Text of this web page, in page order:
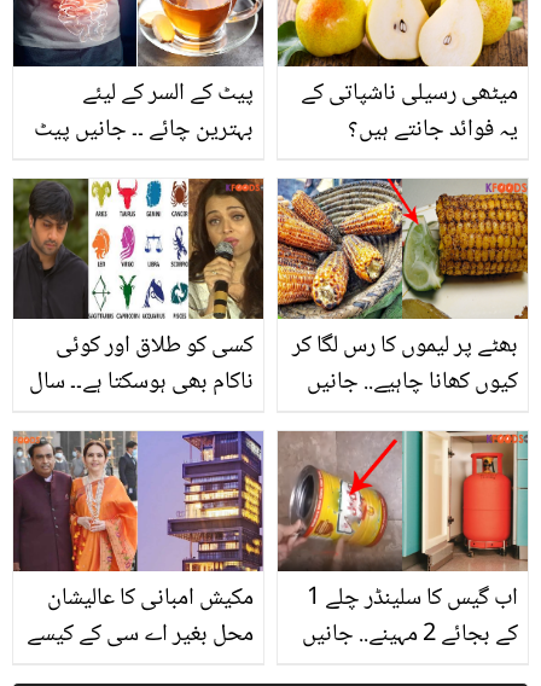
پیٹ کے السر کے لیئے
بہترین چائے ۔۔ جانیں پیٹ
کو سکون پہنچانے والی 3
چائے کون سی ہیں؟
میٹھی رسیلی ناشپاتی کے
یہ فوائد جانتے ہیں؟
کسی کو طلاق اور کوئی
ناکام بھی ہوسکتا ہے۔۔ سال
برا ثابت ہوسکتا ہے؟ جانیں
اور احتیاط کریں
بھٹے پر لیموں کا رس لگا کر
کیوں کھانا چاہیے.. جانیں
کو کیا کیا فائدے حاصل
ہوتے ہیں؟
مکیش امبانی کا عالیشان
محل بغیر اے سی کے کیسے
اب گیس کا سلینڈر چلے 1
کے بجائے 2 مہینے.. جانیں